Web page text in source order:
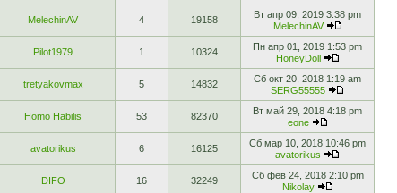
MelechinAV 4 19158
Вт апр 09, 2019 3:38 pm
MelechinAV
Pilot1979 1 10324
Пн апр 01, 2019 1:53 pm
HoneyDoll
tretyakovmax 5 14832
Сб окт 20, 2018 1:19 am
SERG55555
Homo Habilis 53 82370
Вт май 29, 2018 4:18 pm
eone
avatorikus 6 16125
Сб мар 10, 2018 10:46 pm
avatorikus
DIFO 16 32249
Сб фев 24, 2018 2:10 pm
Nikolay